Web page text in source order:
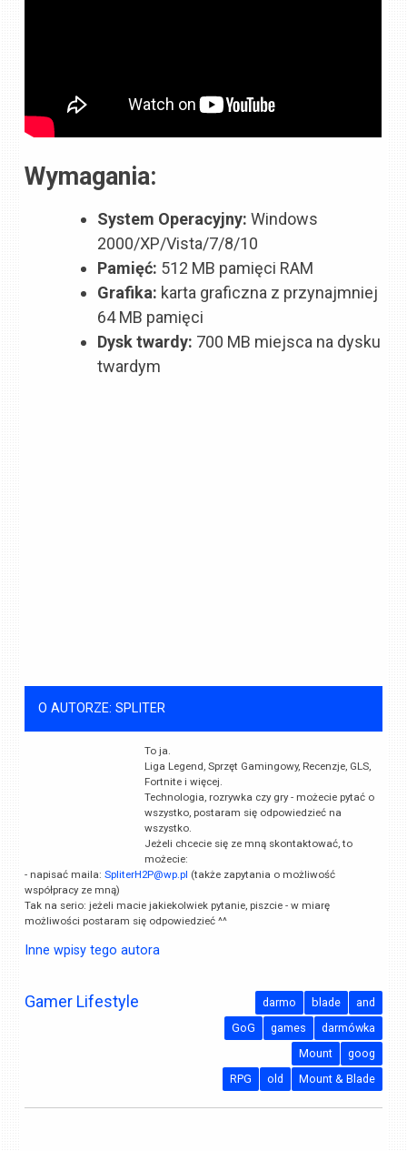
Wymagania:
System Operacyjny: Windows
2000/XP/Vista/7/8/10
Pamięć: 512 MB pamięci RAM
Grafika: karta graficzna z przynajmniej
64 MB pamięci
Dysk twardy: 700 MB miejsca na dysku
twardym
O AUTORZE: SPLITER
To ja.
Liga Legend, Sprzęt Gamingowy, Recenzje, GLS,
Fortnite i więcej.
Technologia, rozrywka czy gry - możecie pytać o
wszystko, postaram się odpowiedzieć na
wszystko.
Jeżeli chcecie się ze mną skontaktować, to
możecie:
- napisać maila:SpliterH2P@wp.pl (także zapytania o możliwość
współpracy ze mną)
Tak na serio: jeżeli macie jakiekolwiek pytanie, piszcie - w miarę
możliwości postaram się odpowiedzieć ^^
Inne wpisy tego autora
Gamer Lifestyle and
blade
darmo
darmówka
games
GoG
goog
Mount
Mount & Blade
old
RPG